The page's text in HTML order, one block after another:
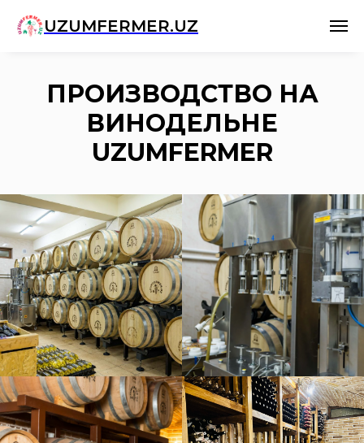
UZUMFERMER.UZ
ПРОИЗВОДСТВО НА
ВИНОДЕЛЬНЕ
UZUMFERMER